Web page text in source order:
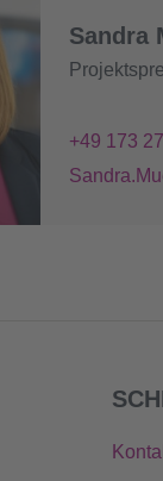
Sandra
+49 173